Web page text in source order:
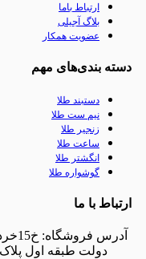
ارتباط باما
بلاگ آجیلی
عضویت همکار
دسته بندی‌های مهم
دستبند طلا
نیم ست طلا
زنجیر طلا
ساعت طلا
انگشتر طلا
گوشواره طلا
ارتباط با ما
دولت طبقه اول پلاک512. 021-55155301 09120721050